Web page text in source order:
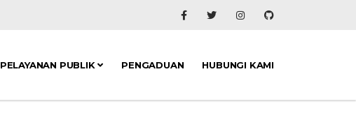
PELAYANAN PUBLIK PENGADUAN HUBUNGI KAMI